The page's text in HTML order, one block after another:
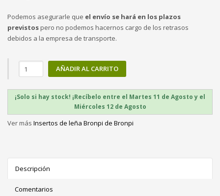
Podemos asegurarle que el envío se hará en los plazos
previstospero no podemos hacernos cargo de los retrasos
debidos a la empresa de transporte.
AÑADIR AL CARRITO
¡Solo si hay stock! ¡Recíbelo entre el Martes 11 de Agosto y el
Miércoles 12 de Agosto
Ver más Insertos de leña Bronpi de Bronpi
Descripción
Comentarios